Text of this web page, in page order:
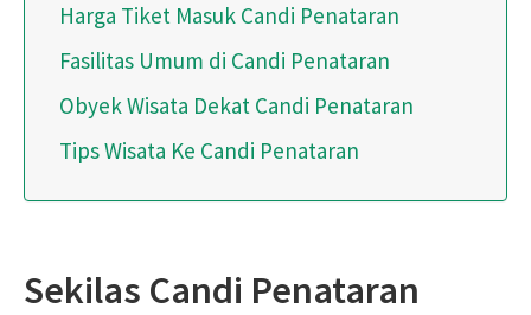
Harga Tiket Masuk Candi Penataran
Fasilitas Umum di Candi Penataran
Obyek Wisata Dekat Candi Penataran
Tips Wisata Ke Candi Penataran
Sekilas Candi Penataran